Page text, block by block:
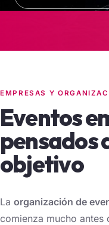
EMPRESAS Y
Eventos
pensados
objetivo
La organización de
comienza mucho antes